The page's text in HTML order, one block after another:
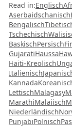
Read in:Englisch
Aserbaidschanisch
Bengalisch
Tschechisch
BaskischPersisch
GujaratiHaussa
Haiti-Kreolisch
Italienisch
Kannada
LettischMalagasy
MarathiMalaiisch
Niederländisch
PunjabiPolnisch